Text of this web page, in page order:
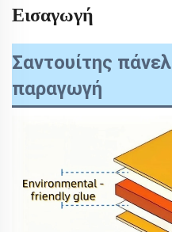
Εισαγωγή
Σαντουίτης
παραγωγή